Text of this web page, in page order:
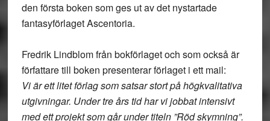
den första boken som ges ut av det nystartade
fantasyförlaget Ascentoria.
Fredrik Lindblom från bokförlaget och som också är
författare till boken presenterar förlaget i ett mail:
Vi är ett litet förlag som satsar stort på högkvalitativa
utgivningar. Under tre års tid har vi jobbat intensivt
med ett projekt som går under titeln ”Röd skymning”.